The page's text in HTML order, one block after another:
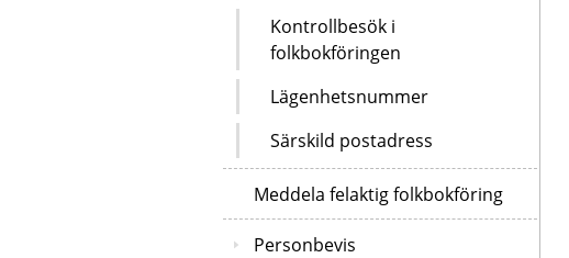
Kontrollbesök i
folkbokföringen
Lägenhetsnummer
Särskild postadress
Meddela felaktig folkbokföring
Personbevis